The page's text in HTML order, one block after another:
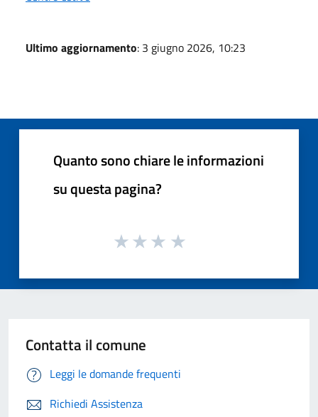
Ultimo aggiornamento: 3 giugno 2026, 10:23
Quanto sono chiare le informazioni
su questa pagina?
Contatta il comune
Leggi le domande frequenti
Richiedi Assistenza